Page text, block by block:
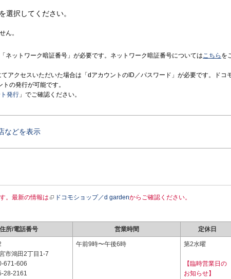
選択してください。
ん。
ネットワーク暗証番号」が必要です。ネットワーク暗証番号についてはこちら を
アクセスいただいた場合は「dアカウントのID／パスワード」が必要です。ドコ
の発行が可能です。
発行 」でご確認ください。
などを表示
。最新の情報は ドコモショップ／d gardenからご確認ください。
住所/電話番号 営業時間 定休日
市鴻田2丁目1-7
671-606
28-2161
午前9時〜午後6時 第2水曜
【臨時営業日の
お知らせ】